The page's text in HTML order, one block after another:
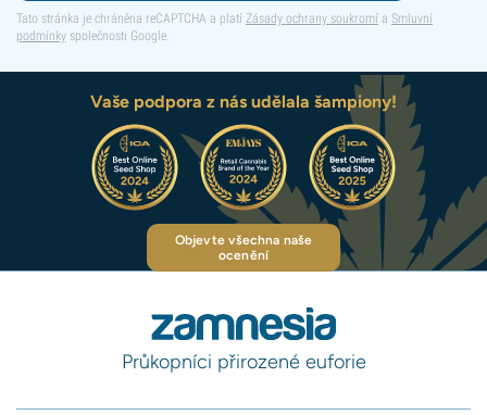
Tato stránka je chráněna reCAPTCHA a platí Zásady ochrany soukromí a Smluvní
podmínky společnosti Google.
Vaše podpora z nás udělala šampiony!
Objevte všechna naše
ocenění
Průkopníci přirozené euforie